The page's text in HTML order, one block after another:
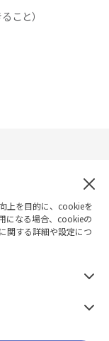
こと）
上を目的に、cookieを
になる場合、cookieの
関する詳細や設定につ